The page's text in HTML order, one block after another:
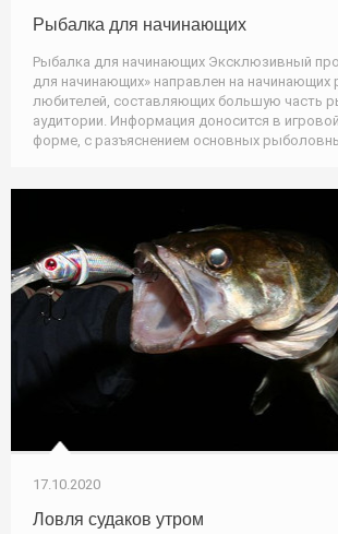
Рыбалка для начинающих
Рыбалка для начинающих Эксклюзивный
для начинающих» направлен на
любителей, составляющих большую часть
аудитории. Информация доносится в
форме, с разъяснением основных
17.10.2020
Ловля судаков утром